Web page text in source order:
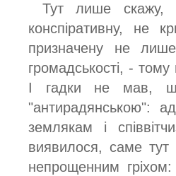
Тут лише скажу,
конспіративну, не
призначену не
громадськості, -
І гадки не мав,
"антирадянською":
землякам і
виявилося, саме тут
непрощенним